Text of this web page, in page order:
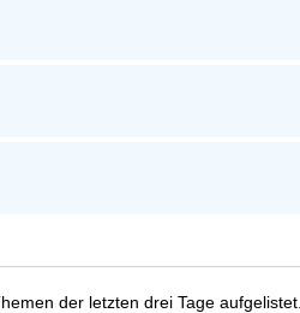
der letzten drei Tage